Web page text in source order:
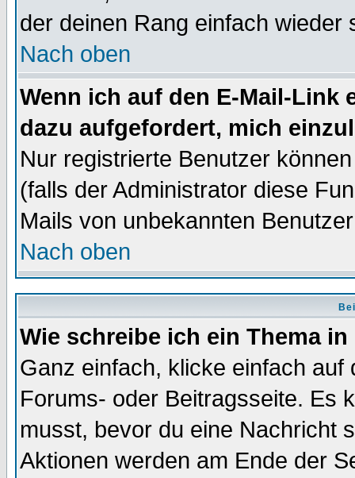
der deinen Rang einfach wieder
Nach oben
Wenn ich auf den E-Mail-Link
dazu aufgefordert, mich
Nur registrierte Benutzer
(falls der Administrator diese
Mails von unbekannten
Nach oben
Wie schreibe ich ein Thema
Ganz einfach, klicke einfach
Forums- oder Beitragsseite. Es
musst, bevor du eine Nachricht
Aktionen werden am Ende der